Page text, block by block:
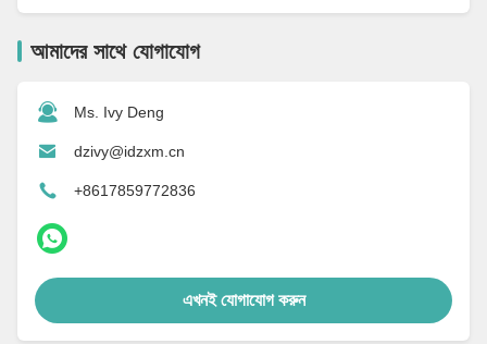
আমাদের সাথে যোগাযোগ
Ms. Ivy Deng
dzivy@idzxm.cn
+8617859772836
এখনই যোগাযোগ করুন